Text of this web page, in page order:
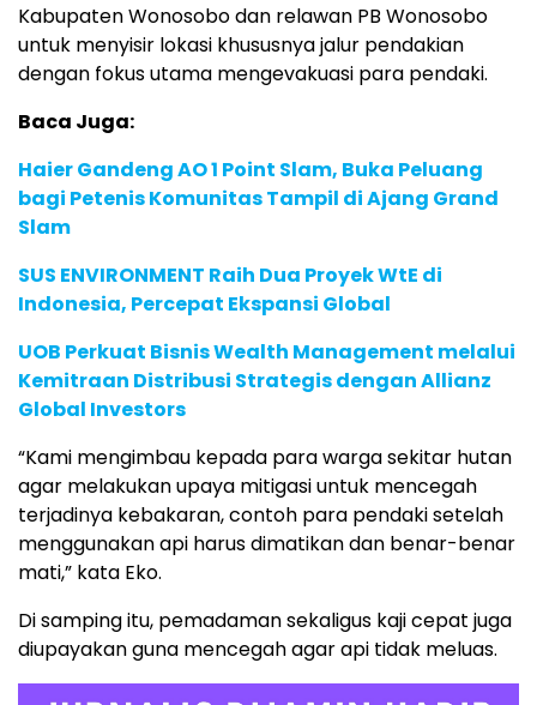
Kabupaten Wonosobo dan relawan PB Wonosobo
untuk menyisir lokasi khususnya jalur pendakian
dengan fokus utama mengevakuasi para pendaki.
Baca Juga:
Haier Gandeng AO 1 Point Slam, Buka Peluang
bagi Petenis Komunitas Tampil di Ajang Grand
Slam
SUS ENVIRONMENT Raih Dua Proyek WtE di
Indonesia, Percepat Ekspansi Global
UOB Perkuat Bisnis Wealth Management melalui
Kemitraan Distribusi Strategis dengan Allianz
Global Investors
“Kami mengimbau kepada para warga sekitar hutan
agar melakukan upaya mitigasi untuk mencegah
terjadinya kebakaran, contoh para pendaki setelah
menggunakan api harus dimatikan dan benar-benar
mati,” kata Eko.
Di samping itu, pemadaman sekaligus kaji cepat juga
diupayakan guna mencegah agar api tidak meluas.